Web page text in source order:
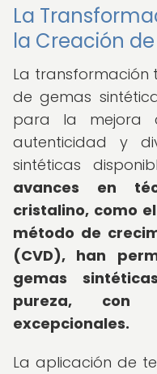
La
la Creación
La transformación
de gemas
para la mejora
autenticidad y
sintéticas
avances en
cristalino, como
método de
(CVD), han
gemas
pureza, con
excepcionales.
La aplicación de